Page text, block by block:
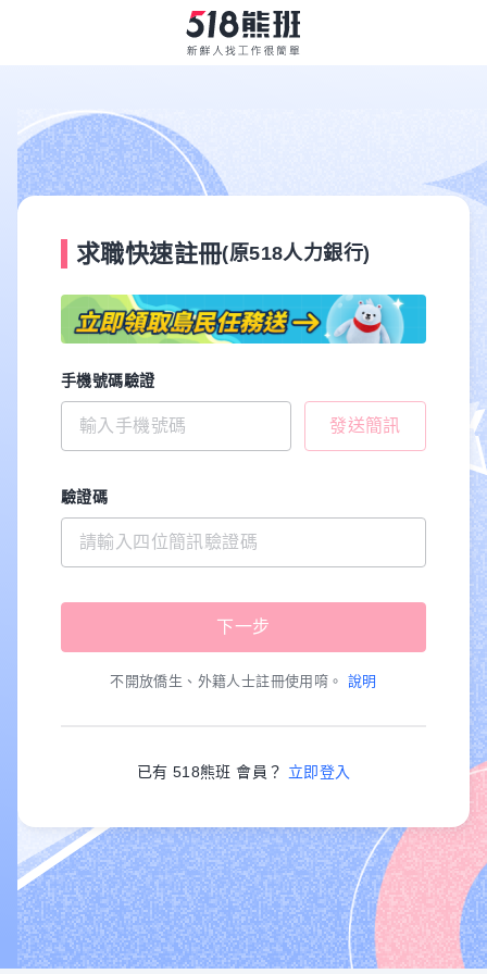
求職快速註冊(原518人力銀行)
手機號碼驗證
發送簡訊
驗證碼
不開放僑生、外籍人士註冊使用唷。 說明
已有 518熊班 會員？ 立即登入